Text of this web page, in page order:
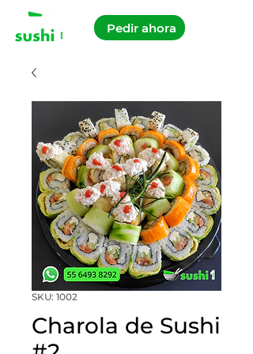
Pedir ahora
SKU: 1002
Charola de Sushi